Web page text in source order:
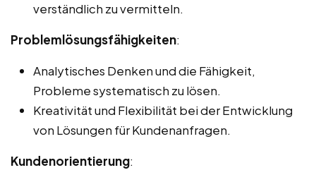
verständlich zu vermitteln.
Problemlösungsfähigkeiten:
Analytisches Denken und die Fähigkeit,
Probleme systematisch zu lösen.
Kreativität und Flexibilität bei der Entwicklung
von Lösungen für Kundenanfragen.
Kundenorientierung: